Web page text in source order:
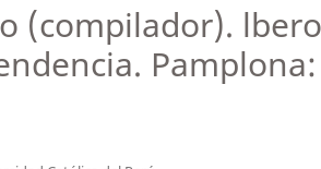
(compilador).